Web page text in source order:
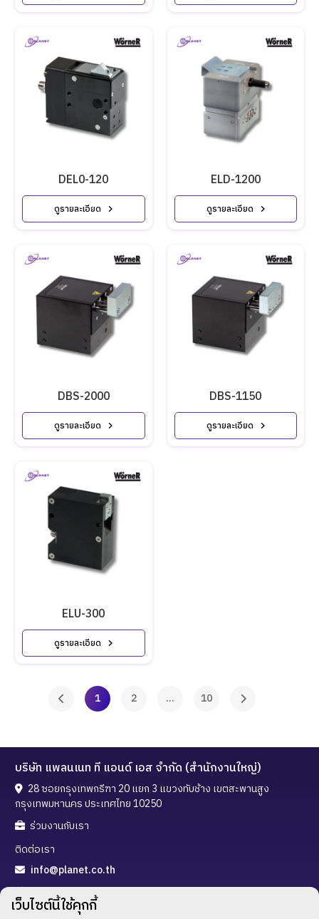
ดูรายละเอียด
DEL0-120
ดูรายละเอียด
ELD-1200
ดูรายละเอียด
DBS-2000
ดูรายละเอียด
DBS-1150
ดูรายละเอียด
ELU-300
1 2 ... 10
บริษัท แพลนเนท ที แอนด์ เอส จำกัด (สำนักงานใหญ่)
28 ซอยกรุงเทพกรีฑา 20 แยก 3 แขวงทับช้าง เขตสะพานสูง
กรุงเทพมหานคร ประเทศไทย 10250
ร่วมงานกับเรา
ติดต่อเรา
info@planet.co.th
02-720-3288
02-300-5323
เว็บไซต์นี้ใช้คุกกี้